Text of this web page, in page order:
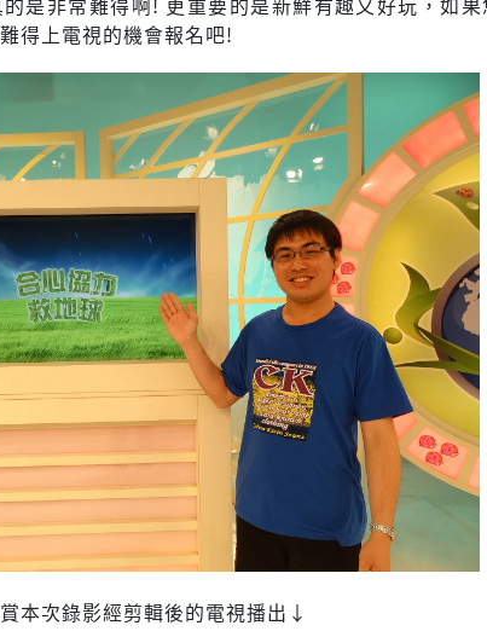
得上電視的機會報名吧!
本次錄影經剪輯後的電視播出↓